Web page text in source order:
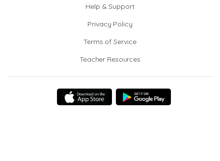
Help & Support
Privacy Policy
Terms of Service
Teacher Resources